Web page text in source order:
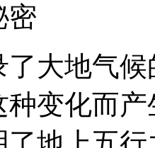
地气候
种变化而